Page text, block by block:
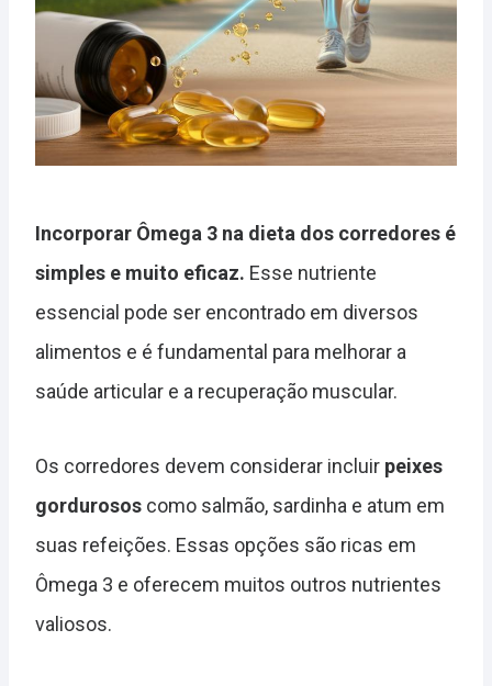
Incorporar Ômega 3 na dieta dos corredores é
simples e muito eficaz. Esse nutriente
essencial pode ser encontrado em diversos
alimentos e é fundamental para melhorar a
saúde articular e a recuperação muscular.
Os corredores devem considerar incluir peixes
gordurosos como salmão, sardinha e atum em
suas refeições. Essas opções são ricas em
Ômega 3 e oferecem muitos outros nutrientes
valiosos.